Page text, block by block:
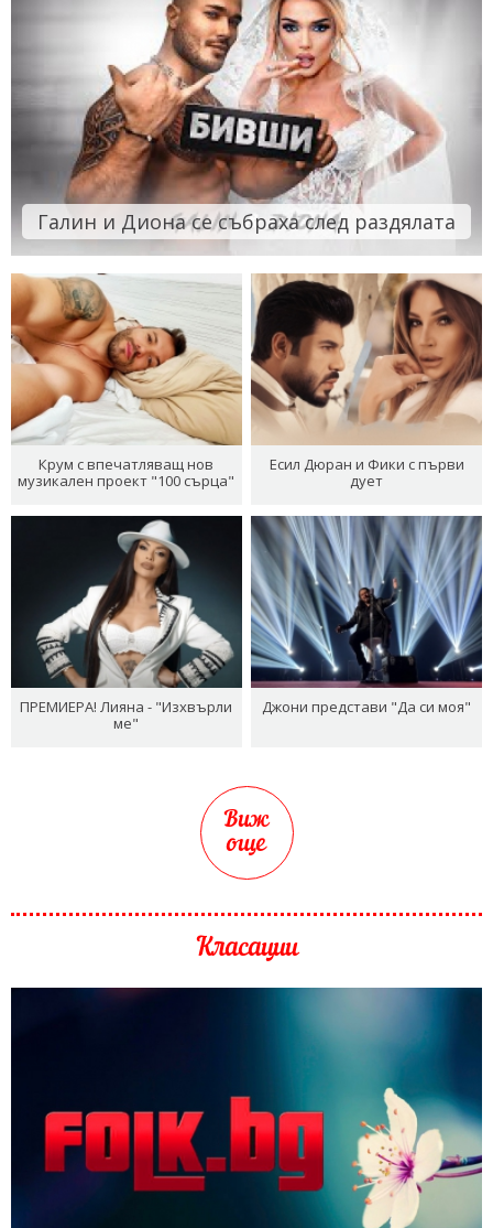
Галин и Диона се събраха след раздялата
Крум с впечатляващ нов
музикален проект "100 сърца"
Есил Дюран и Фики с първи
дует
ПРЕМИЕРА! Лияна - "Изхвърли
ме"
Джони представи "Да си моя"
Виж
още
Класации